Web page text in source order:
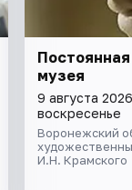
музея
9 августа
воскресенье
Воронежский
И.Н. Крамского